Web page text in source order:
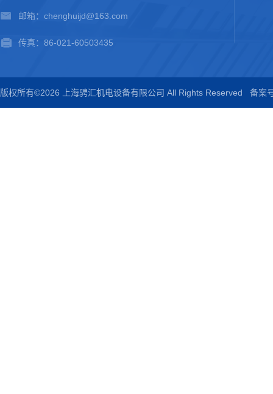
邮箱：chenghuijd@163.com
传真：86-021-60503435
版权所有©2026 上海骋汇机电设备有限公司 All Rights Reserved 备案